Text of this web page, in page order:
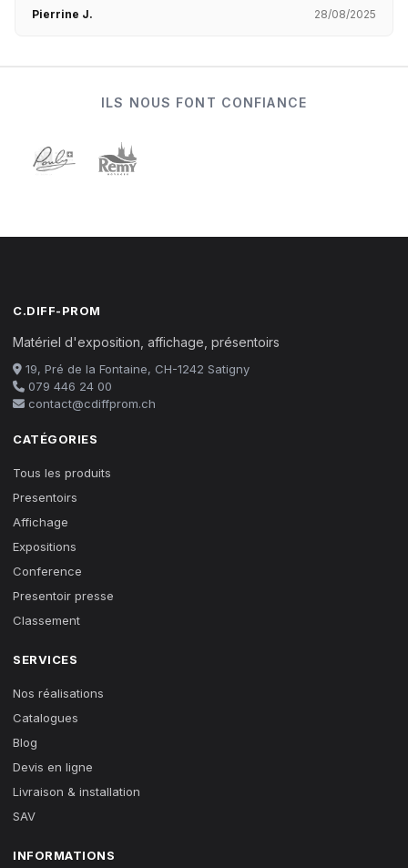
Pierrine J. 28/08/2025
ILS NOUS FONT CONFIANCE
C.DIFF-PROM
Matériel d'exposition, affichage, présentoirs
19, Pré de la Fontaine, CH-1242 Satigny
079 446 24 00
contact@cdiffprom.ch
CATÉGORIES
Tous les produits
Presentoirs
Affichage
Expositions
Conference
Presentoir presse
Classement
SERVICES
Nos réalisations
Catalogues
Blog
Devis en ligne
Livraison & installation
SAV
INFORMATIONS